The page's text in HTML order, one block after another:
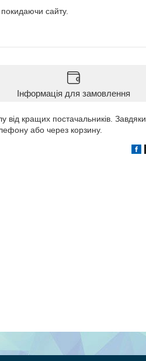
сайту.
Інформація для замовлення
від кращих постачальників. Завдяки
або через корзину.